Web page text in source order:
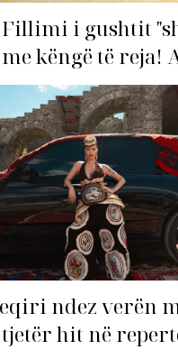
Fillimi i gushtit
me këngë të reja!
shqiptarë hapin
hitin e verës!
ndez verën
tjetër hit në